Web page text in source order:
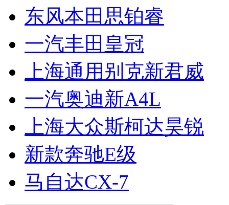
东风本田思铂睿
一汽丰田皇冠
上海通用别克新君威
一汽奥迪新A4L
上海大众斯柯达昊锐
新款奔驰E级
马自达CX-7